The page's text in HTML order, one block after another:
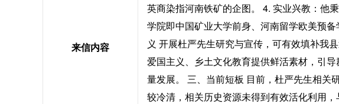
来信内容
英商染指河南铁矿的企图。 4. 实业兴教：他
学院即中国矿业大学前身、河南留学欧美预
义 开展杜严先生研究与宣传，可有效填补我
爱国主义、乡土文化教育提供鲜活素材，引
量发展。 三、当前短板 目前，杜严先生相关
较冷清，相关历史资源未得到有效活化利用